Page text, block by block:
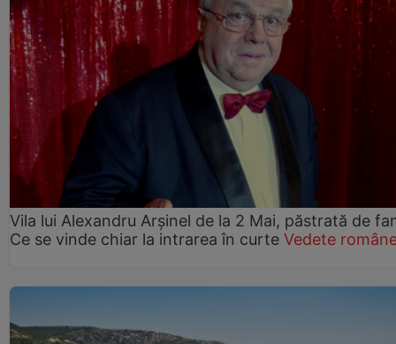
Vila lui Alexandru Arșinel de la 2 Mai, păstrată de
Ce se vinde chiar la intrarea în curte Vedete